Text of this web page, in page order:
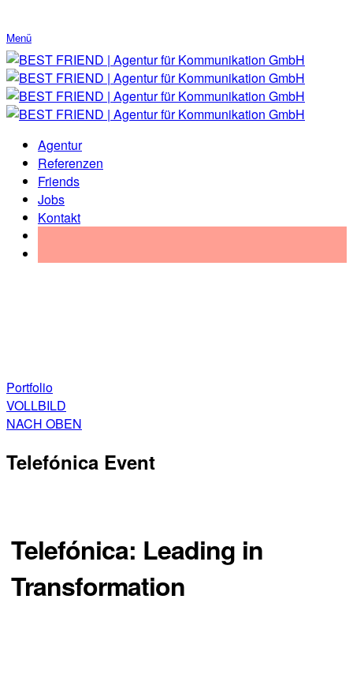
Menü
Agentur
Referenzen
Friends
Jobs
Kontakt
Portfolio
VOLLBILD
NACH OBEN
Telefónica Event
Telefónica: Leading in
Transformation